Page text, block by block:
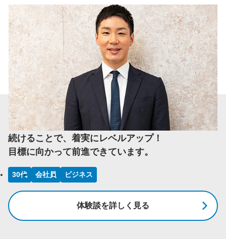
続けることで、着実にレベルアップ！
目標に向かって前進できています。
30代 会社員 ビジネス
体験談を詳しく見る